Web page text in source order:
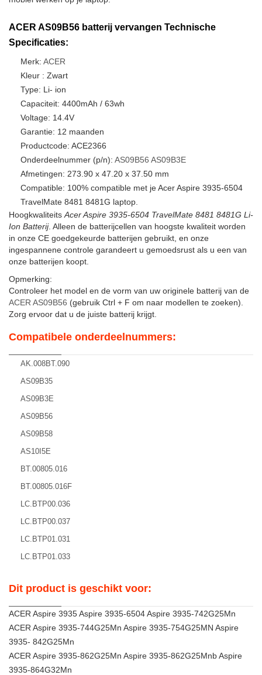
ACER AS09B56 batterij vervangen Technische
Specificaties:
Merk: ACER
Kleur : Zwart
Type: Li- ion
Capaciteit: 4400mAh / 63wh
Voltage: 14.4V
Garantie: 12 maanden
Productcode: ACE2366
Onderdeelnummer (p/n): AS09B56 AS09B3E
Afmetingen: 273.90 x 47.20 x 37.50 mm
Compatible: 100% compatible met je Acer Aspire 3935-6504
TravelMate 8481 8481G laptop.
Hoogkwaliteits Acer Aspire 3935-6504 TravelMate 8481 8481G Li-
Ion Batterij. Alleen de batterijcellen van hoogste kwaliteit worden
in onze CE goedgekeurde batterijen gebruikt, en onze
ingespannene controle garandeert u gemoedsrust als u een van
onze batterijen koopt.
Opmerking:
Controleer het model en de vorm van uw originele batterij van de
ACER AS09B56 (gebruik Ctrl + F om naar modellen te zoeken).
Zorg ervoor dat u de juiste batterij krijgt.
Compatibele onderdeelnummers:
AK.008BT.090
AS09B35
AS09B3E
AS09B56
AS09B58
AS10I5E
BT.00805.016
BT.00805.016F
LC.BTP00.036
LC.BTP00.037
LC.BTP01.031
LC.BTP01.033
Dit product is geschikt voor:
ACER Aspire 3935 Aspire 3935-6504 Aspire 3935-742G25Mn
ACER Aspire 3935-744G25Mn Aspire 3935-754G25MN Aspire
3935- 842G25Mn
ACER Aspire 3935-862G25Mn Aspire 3935-862G25Mnb Aspire
3935-864G32Mn